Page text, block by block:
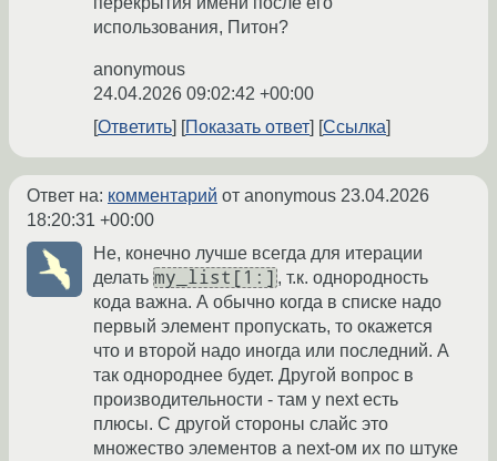
использования, Питон?
anonymous
24.04.2026 09:02:42 +00:00
Ответить
Показать ответ Ссылка
Ответ на: комментарий от anonymous 23.04.2026
18:20:31 +00:00
Не, конечно лучше всегда для итерации
делать my_list[1:] , т.к. однородность
кода важна. А обычно когда в списке надо
первый элемент пропускать, то окажется
что и второй надо иногда или последний. А
так однороднее будет. Другой вопрос в
производительности - там у next есть
плюсы. С другой стороны слайс это
множество элементов а next-ом их по штуке